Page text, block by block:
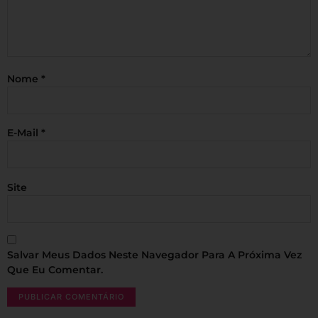
Nome *
E-Mail *
Site
Salvar Meus Dados Neste Navegador Para A Próxima Vez
Que Eu Comentar.